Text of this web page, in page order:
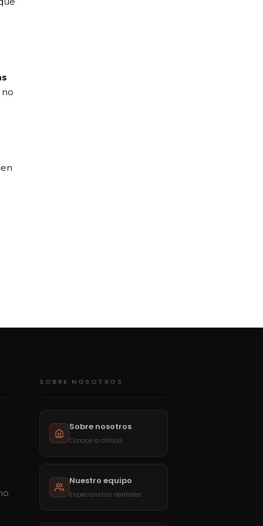
SOBRE NOSOTROS
Sobre nosotros
Conoce la clínica
Nuestro equipo
Especialistas dentales